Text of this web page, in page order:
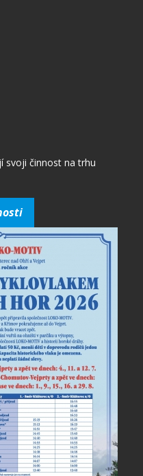
svoji činnost na trhu